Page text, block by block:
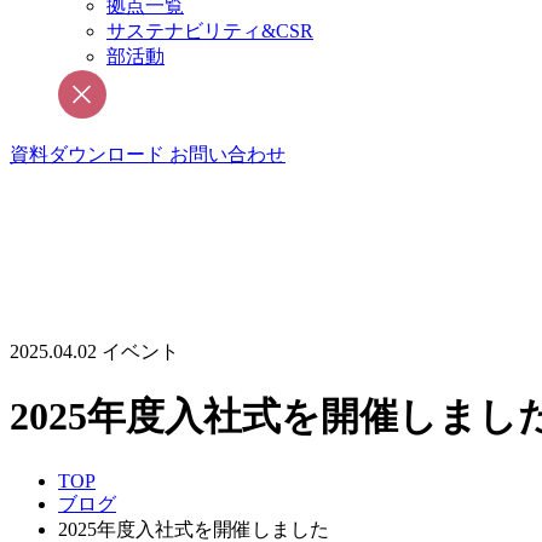
拠点一覧
サステナビリティ&CSR
部活動
資料ダウンロード お問い合わせ
2025.04.02 イベント
2025年度入社式を開催しまし
TOP
ブログ
2025年度入社式を開催しました